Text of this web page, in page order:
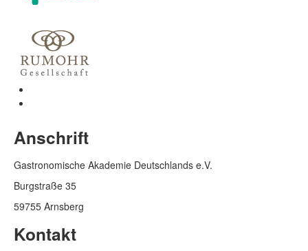
Anschrift
Gastronomische Akademie Deutschlands e.V.
Burgstraße 35
59755 Arnsberg
Kontakt